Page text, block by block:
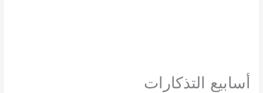
أسابيع التذكارات